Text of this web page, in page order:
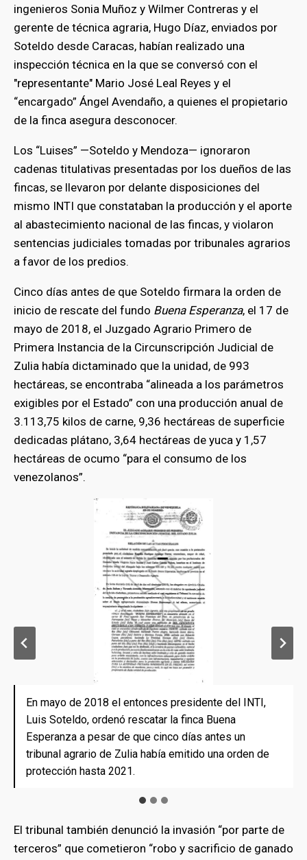
ingenieros Sonia Muñoz y Wilmer Contreras y el
gerente de técnica agraria, Hugo Díaz, enviados por
Soteldo desde Caracas, habían realizado una
inspección técnica en la que se conversó con el
"representante" Mario José Leal Reyes y el
“encargado” Ángel Avendaño, a quienes el propietario
de la finca asegura desconocer.
Los “Luises” —Soteldo y Mendoza— ignoraron
cadenas titulativas presentadas por los dueños de las
fincas, se llevaron por delante disposiciones del
mismo INTI que constataban la producción y el aporte
al abastecimiento nacional de las fincas, y violaron
sentencias judiciales tomadas por tribunales agrarios
a favor de los predios.
Cinco días antes de que Soteldo firmara la orden de
inicio de rescate del fundo Buena Esperanza, el 17 de
mayo de 2018, el Juzgado Agrario Primero de
Primera Instancia de la Circunscripción Judicial de
Zulia había dictaminado que la unidad, de 993
hectáreas, se encontraba “alineada a los parámetros
exigibles por el Estado” con una producción anual de
3.113,75 kilos de carne, 9,36 hectáreas de superficie
dedicadas plátano, 3,64 hectáreas de yuca y 1,57
hectáreas de ocumo “para el consumo de los
venezolanos”.
En mayo de 2018 el entonces presidente del INTI,
Luis Soteldo, ordenó rescatar la finca Buena
Esperanza a pesar de que cinco días antes un
tribunal agrario de Zulia había emitido una orden de
protección hasta 2021.
El tribunal agrario afirmó que el predio Buena
Esperanza se encontraba “alineada a los parámetros
exigibles por el Estado” con una producción anual de
3.113,75 kilos de carne “para el consumo de los
venezolanos”.
También denunció la invasión “por parte de terceros”
que cometieron “robo y sacrificio de ganado vacuno y
hurto de diferentes bienes muebles de la propiedad”.
El tribunal también denunció la invasión “por parte de
terceros” que cometieron “robo y sacrificio de ganado